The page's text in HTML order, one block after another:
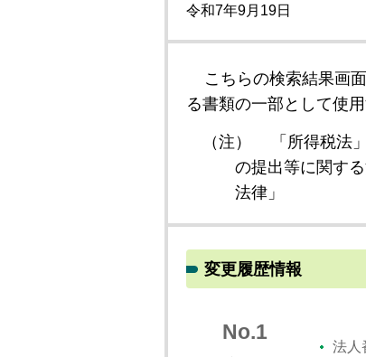
令和7年9月19日
こちらの検索結果画
る書類の一部として使
（注）
「所得税法
の提出等に関す
法律」
変更履歴情報
No.1
法人